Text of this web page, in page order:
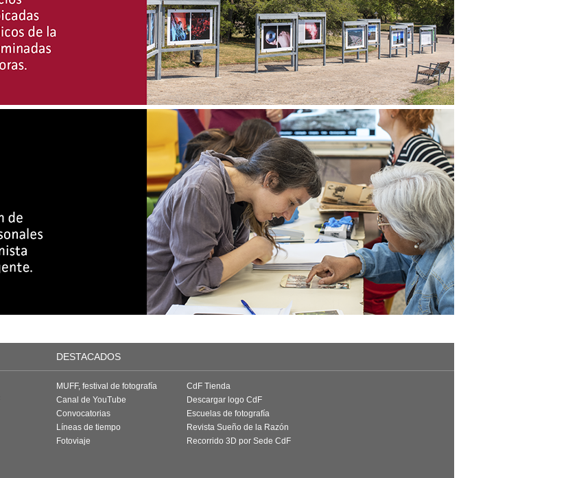
DESTACADOS
MUFF, festival de fotografía
Canal de YouTube
Convocatorias
Líneas de tiempo
Fotoviaje
CdF Tienda
Descargar logo CdF
Escuelas de fotografía
Revista Sueño de la Razón
Recorrido 3D por Sede CdF